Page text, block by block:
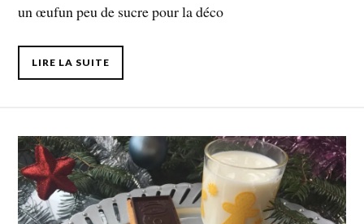
un œufun peu de sucre pour la déco
LIRE LA SUITE